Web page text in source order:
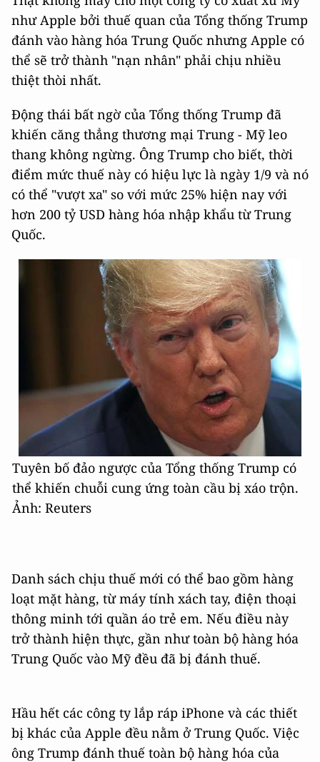
như Apple bởi thuế quan của Tổng thống Trump
đánh vào hàng hóa Trung Quốc nhưng Apple có
thể sẽ trở thành "nạn nhân" phải chịu nhiều
thiệt thòi nhất.
Động thái bất ngờ của Tổng thống Trump đã
khiến căng thẳng thương mại Trung - Mỹ leo
thang không ngừng. Ông Trump cho biết, thời
điểm mức thuế này có hiệu lực là ngày 1/9 và nó
có thể "vượt xa" so với mức 25% hiện nay với
hơn 200 tỷ USD hàng hóa nhập khẩu từ Trung
Quốc.
Tuyên bố đảo ngược của Tổng thống Trump có
thể khiến chuỗi cung ứng toàn cầu bị xáo trộn.
Ảnh: Reuters
Danh sách chịu thuế mới có thể bao gồm hàng
loạt mặt hàng, từ máy tính xách tay, điện thoại
thông minh tới quần áo trẻ em. Nếu điều này
trở thành hiện thực, gần như toàn bộ hàng hóa
Trung Quốc vào Mỹ đều đã bị đánh thuế.
Hầu hết các công ty lắp ráp iPhone và các thiết
bị khác của Apple đều nằm ở Trung Quốc. Việc
ông Trump đánh thuế toàn bộ hàng hóa của